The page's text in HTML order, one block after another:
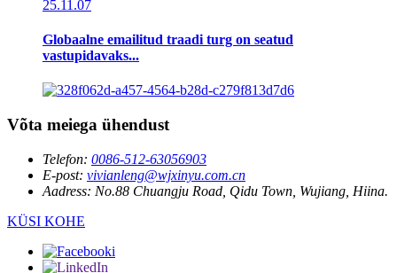
25.11.07
Globaalne emailitud traadi turg on seatud
vastupidavaks...
Võta meiega ühendust
Telefon: 0086-512-63056903
E-post: vivianleng@wjxinyu.com.cn
Aadress: No.88 Chuangju Road, Qidu Town, Wujiang, Hiina.
KÜSI KOHE